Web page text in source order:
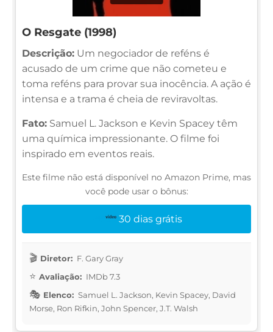
O Resgate (1998)
Descrição: Um negociador de reféns é
acusado de um crime que não cometeu e
toma reféns para provar sua inocência. A ação é
intensa e a trama é cheia de reviravoltas.
Fato: Samuel L. Jackson e Kevin Spacey têm
uma química impressionante. O filme foi
inspirado em eventos reais.
Este filme não está disponível no Amazon Prime, mas
você pode usar o bônus:
30 dias grátis
Diretor: F. Gary Gray
Avaliação: IMDb 7.3
Elenco: Samuel L. Jackson, Kevin Spacey, David
Morse, Ron Rifkin, John Spencer, J.T. Walsh